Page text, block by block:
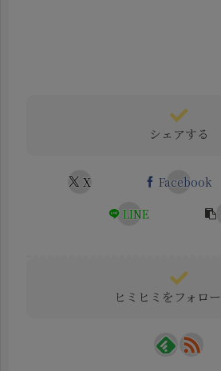
シェアする
X Facebook
LINE
ヒミヒミをフォロ